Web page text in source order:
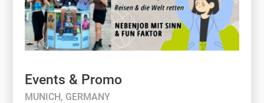
Events & Promo
MUNICH, GERMANY